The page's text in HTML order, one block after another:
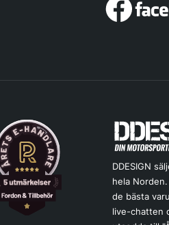
DDESIGN
hela
de bästa
live-chatten